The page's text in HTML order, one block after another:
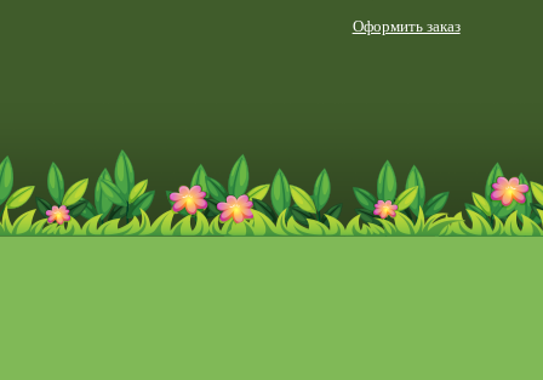
Оформить заказ